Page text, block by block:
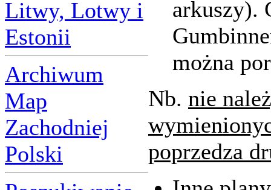
Litwy, Lotwy i
Estonii
Archiwum
Map
Zachodniej
Polski
arkuszy).
można
Nb. nie
poprzedza